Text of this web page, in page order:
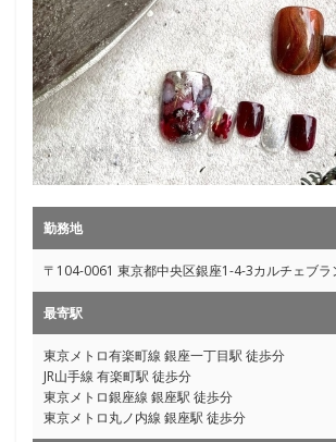
勤務地
〒104-0061 東京都中央区銀座1-4-3カルチェブラ
最寄駅
東京メトロ有楽町線 銀座一丁目駅 徒歩分
JR山手線 有楽町駅 徒歩分
東京メトロ銀座線 銀座駅 徒歩分
東京メトロ丸ノ内線 銀座駅 徒歩分